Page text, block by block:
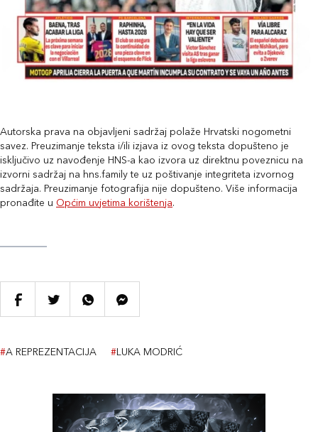
Autorska prava na objavljeni sadržaj polaže Hrvatski nogometni
savez. Preuzimanje teksta i/ili izjava iz ovog teksta dopušteno je
isključivo uz navođenje HNS-a kao izvora uz direktnu poveznicu na
izvorni sadržaj na hns.family te uz poštivanje integriteta izvornog
sadržaja. Preuzimanje fotografija nije dopušteno. Više informacija
pronađite u Općim uvjetima korištenja.
#A REPREZENTACIJA #LUKA MODRIĆ